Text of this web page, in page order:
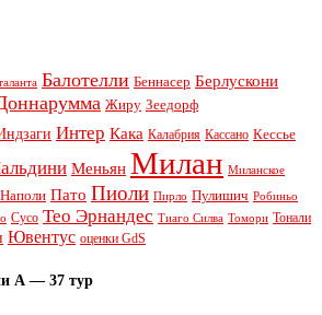
Балотелли Беннасер Берлускони
Жиру Зеедорф
Интер Кака Калабрия Кассано Кессье
Меньян Милан Миланское
Наполи Пато Пиоли Пирло Пулишич Робиньо
Сусо Тео Эрнандес Тиаго Силва Томори Тонали
Ювентус оценки GdS
А — 37 тур